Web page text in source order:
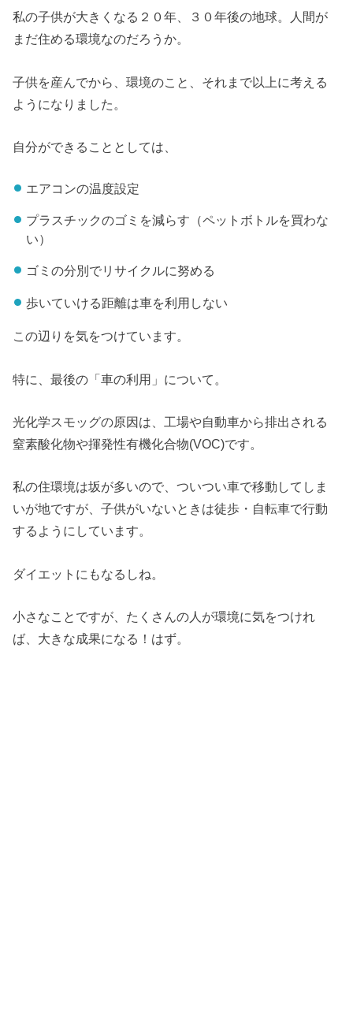
私の子供が大きくなる２０年、３０年後の地球。人間が
まだ住める環境なのだろうか。
子供を産んでから、環境のこと、それまで以上に考える
ようになりました。
自分ができることとしては、
エアコンの温度設定
プラスチックのゴミを減らす（ペットボトルを買わな
い）
ゴミの分別でリサイクルに努める
歩いていける距離は車を利用しない
この辺りを気をつけています。
特に、最後の「車の利用」について。
光化学スモッグの原因は、工場や自動車から排出される
窒素酸化物や揮発性有機化合物(VOC)です。
私の住環境は坂が多いので、ついつい車で移動してしま
いが地ですが、子供がいないときは徒歩・自転車で行動
するようにしています。
ダイエットにもなるしね。
小さなことですが、たくさんの人が環境に気をつけれ
ば、大きな成果になる！はず。